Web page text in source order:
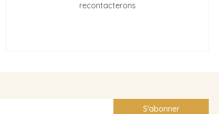
recontacterons
S'abonner